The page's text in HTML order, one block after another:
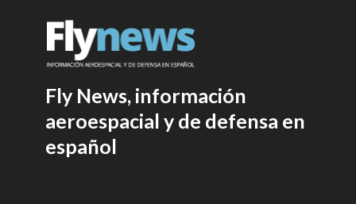
Fly News, información
aeroespacial y de defensa en
español